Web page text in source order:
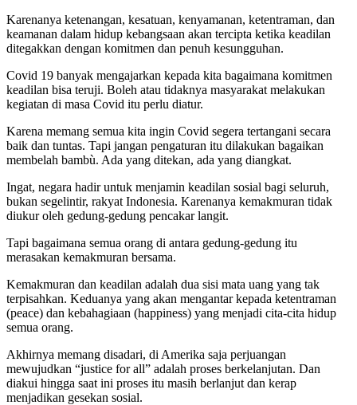
Karenanya ketenangan, kesatuan, kenyamanan, ketentraman, dan
keamanan dalam hidup kebangsaan akan tercipta ketika keadilan
ditegakkan dengan komitmen dan penuh kesungguhan.
Covid 19 banyak mengajarkan kepada kita bagaimana komitmen
keadilan bisa teruji. Boleh atau tidaknya masyarakat melakukan
kegiatan di masa Covid itu perlu diatur.
Karena memang semua kita ingin Covid segera tertangani secara
baik dan tuntas. Tapi jangan pengaturan itu dilakukan bagaikan
membelah bambù. Ada yang ditekan, ada yang diangkat.
Ingat, negara hadir untuk menjamin keadilan sosial bagi seluruh,
bukan segelintir, rakyat Indonesia. Karenanya kemakmuran tidak
diukur oleh gedung-gedung pencakar langit.
Tapi bagaimana semua orang di antara gedung-gedung itu
merasakan kemakmuran bersama.
Kemakmuran dan keadilan adalah dua sisi mata uang yang tak
terpisahkan. Keduanya yang akan mengantar kepada ketentraman
(peace) dan kebahagiaan (happiness) yang menjadi cita-cita hidup
semua orang.
Akhirnya memang disadari, di Amerika saja perjuangan
mewujudkan “justice for all” adalah proses berkelanjutan. Dan
diakui hingga saat ini proses itu masih berlanjut dan kerap
menjadikan gesekan sosial.